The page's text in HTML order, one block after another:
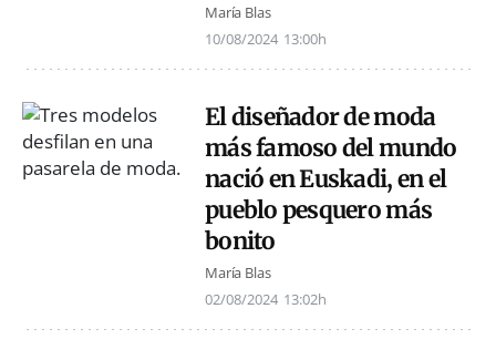
María Blas
10/08/2024 13:00h
El diseñador de moda
más famoso del mundo
nació en Euskadi, en el
pueblo pesquero más
bonito
María Blas
02/08/2024 13:02h